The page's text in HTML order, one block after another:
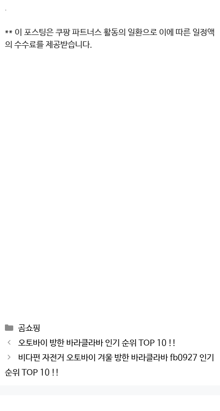
.
** 이 포스팅은 쿠팡 파트너스 활동의 일환으로 이에 따른 일정액
의 수수료를 제공받습니다.
Categories
곰쇼핑
Post
navigation
오토바이 방한 바라클라바 인기 순위 TOP 10 !!
비다펀 자전거 오토바이 겨울 방한 바라클라바 fb0927 인기
순위 TOP 10 !!